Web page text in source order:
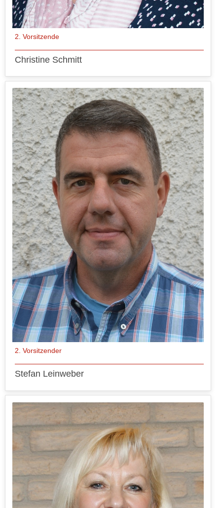
2. Vorsitzende
Christine Schmitt
2. Vorsitzender
Stefan Leinweber